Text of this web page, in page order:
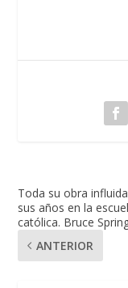
Toda su obra
sus años en la
católica. Bruce
ANTERIOR